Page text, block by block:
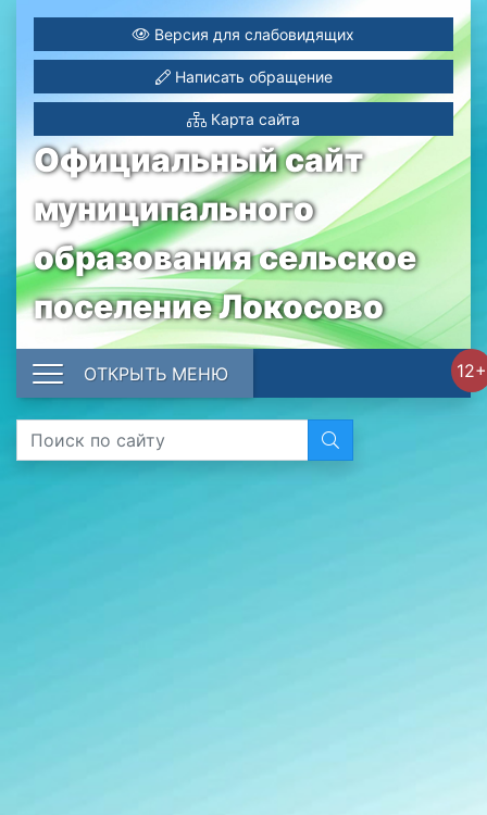
Официальный сайт
муниципального
образования сельское
поселение Локосово
Версия для слабовидящих
Написать обращение
Карта сайта
12+
ОТКРЫТЬ МЕНЮ